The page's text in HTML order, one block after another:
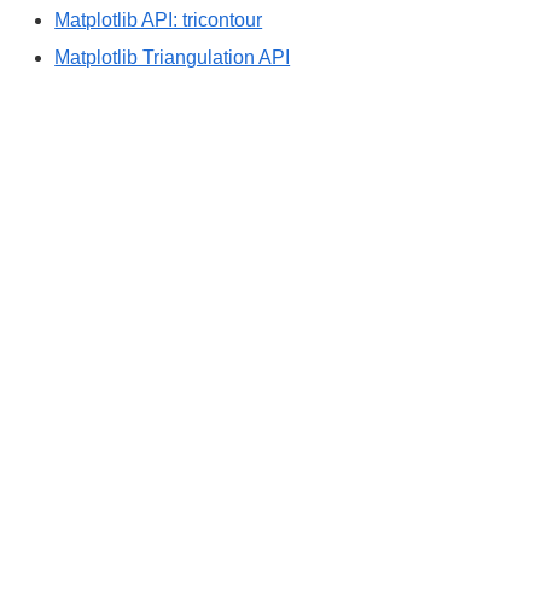
Matplotlib API: tricontour
Matplotlib Triangulation API